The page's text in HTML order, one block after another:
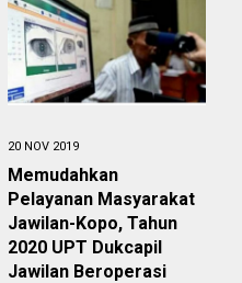
20 NOV 2019
Memudahkan
Pelayanan Masyarakat
Jawilan-Kopo, Tahun
2020 UPT Dukcapil
Jawilan Beroperasi